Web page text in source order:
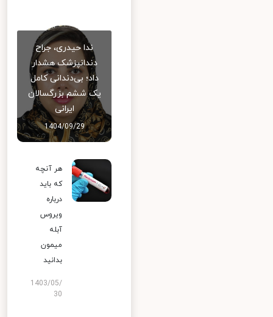
ندا حیدری، جراح
دندانپزشک هشدار
داد؛ بی‌دندانی کامل
یک ششم بزرگسالان
ایرانی
1404/09/29
هر آنچه
که باید
درباره
ویروس
آبله
میمون
بدانید
1403/05/
30